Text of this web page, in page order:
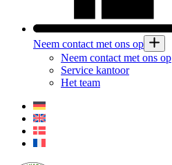
Neem contact met ons op
Neem contact met ons op
Service kantoor
Het team